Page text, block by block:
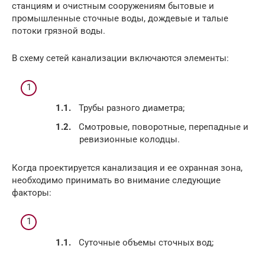
станциям и очистным сооружениям бытовые и
промышленные сточные воды, дождевые и талые
потоки грязной воды.
В схему сетей канализации включаются элементы:
Трубы разного диаметра;
Смотровые, поворотные, перепадные и
ревизионные колодцы.
Когда проектируется канализация и ее охранная зона,
необходимо принимать во внимание следующие
факторы:
Суточные объемы сточных вод;